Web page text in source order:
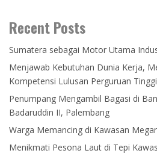
Recent Posts
Sumatera sebagai Motor Utama
Menjawab Kebutuhan Dunia Kerja,
Kompetensi Lulusan Perguruan
Penumpang Mengambil Bagasi di
Badaruddin II, Palembang
Warga Memancing di Kawasan
Menikmati Pesona Laut di Tepi